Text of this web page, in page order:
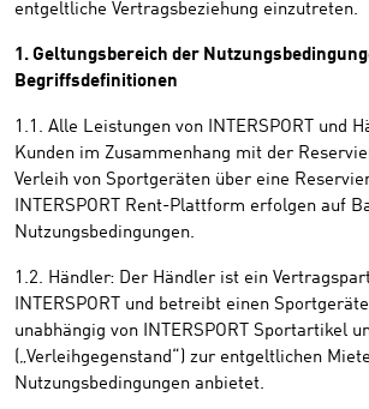
entgeltliche Vertragsbeziehung einzutreten.
1. Geltungsbereich der
Begriffsdefinitionen
1.1. Alle Leistungen von INTERSPORT und
Kunden im Zusammenhang mit der
Verleih von Sportgeräten über eine
INTERSPORT Rent-Plattform erfolgen auf
Nutzungsbedingungen.
1.2. Händler: Der Händler ist ein
INTERSPORT und betreibt einen
unabhängig von INTERSPORT Sportartikel
(„Verleihgegenstand“) zur entgeltlichen
Nutzungsbedingungen anbietet.